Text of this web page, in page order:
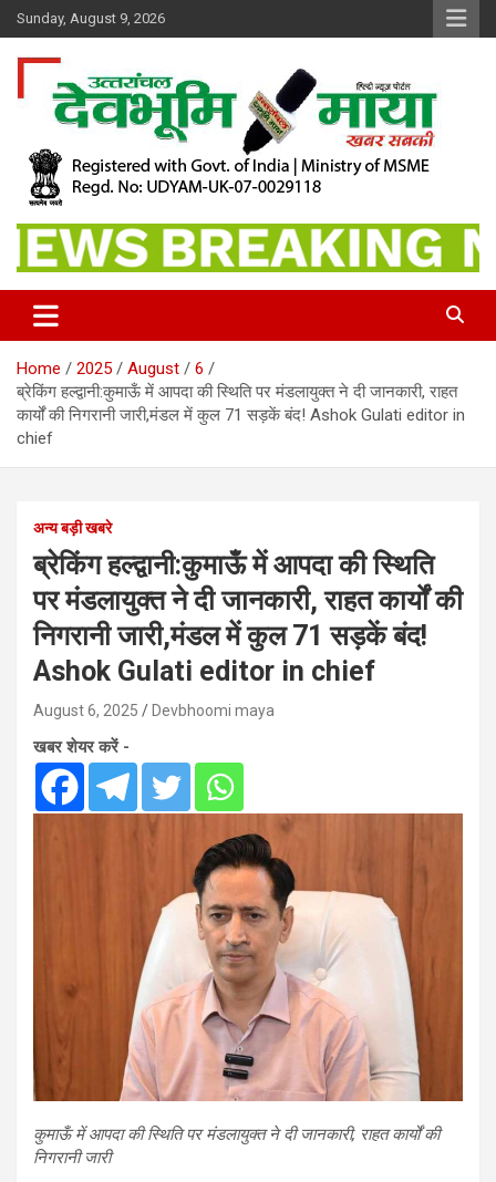
Skip
to
content
Sunday, August 9, 2026
Dev Bhoomi Maya
Home 2025 August
6
ब्रेकिंग हल्द्वानी:कुमाऊँ में आपदा की स्थिति पर मंडलायुक्त ने दी जानकारी, राहत
कार्यों की निगरानी जारी,मंडल में कुल 71 सड़कें बंद! Ashok Gulati editor in
chief
अन्य बड़ी खबरे
ब्रेकिंग हल्द्वानी:कुमाऊँ में आपदा की स्थिति
पर मंडलायुक्त ने दी जानकारी, राहत कार्यों की
निगरानी जारी,मंडल में कुल 71 सड़कें बंद!
Ashok Gulati editor in chief
August 6, 2025 Devbhoomi maya
खबर शेयर करें -
कुमाऊँ में आपदा की स्थिति पर मंडलायुक्त ने दी जानकारी, राहत कार्यों की
निगरानी जारी